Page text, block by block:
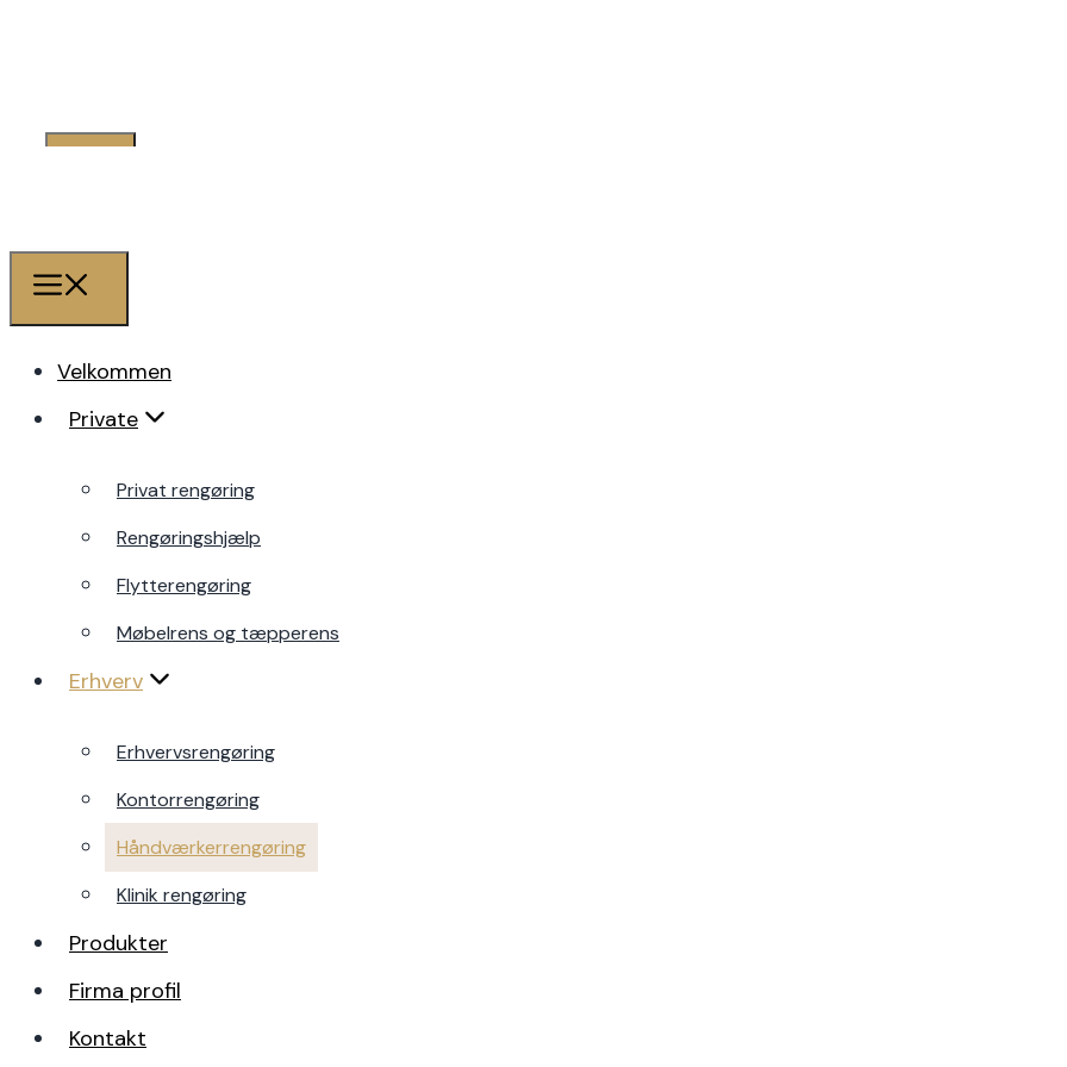
Privat rengøring
Erhverv
Erhvervsrengøring
Klinik rengøring
Produkter
Firma profil
Kontakt
Velkommen
Private
Privat rengøring
Rengøringshjælp
Flytterengøring
Møbelrens og tæpperens
Erhverv
Erhvervsrengøring
Kontorrengøring
Håndværkerrengøring
Klinik rengøring
Produkter
Firma profil
Kontakt